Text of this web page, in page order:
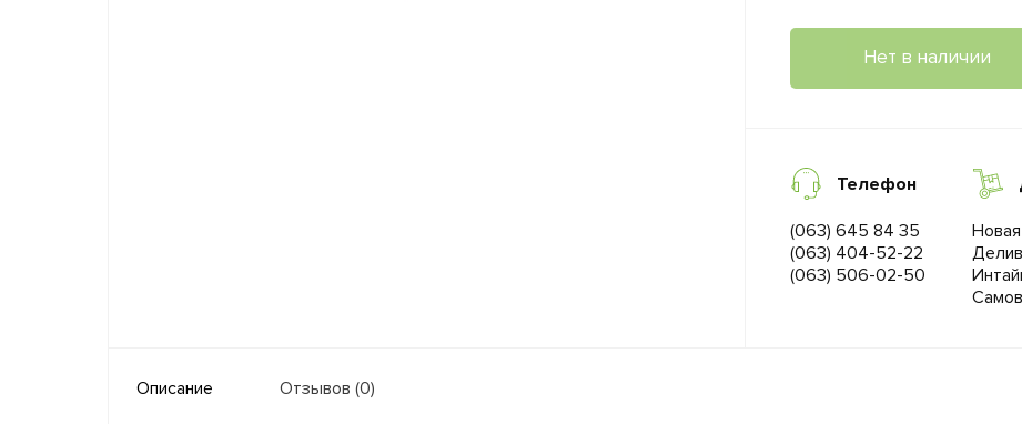
Нет в наличии
Телефон
(063) 645 84 35
(063) 404-52-22
(063) 506-02-50
Описание Отзывов (0)